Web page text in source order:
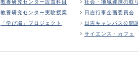
教養研究センター設置科目
教養研究センター実験授業
「学び場」プロジェクト
社会・地域連携の取
日吉行事企画委員会
日吉キャンパス公開
サイエンス・カフェ